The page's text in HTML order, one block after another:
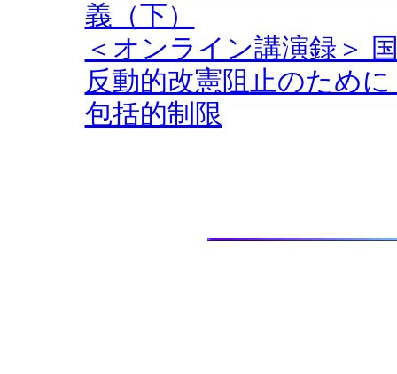
義（下）
＜オンライン講演録＞
反動的改憲阻止のため
包括的制限